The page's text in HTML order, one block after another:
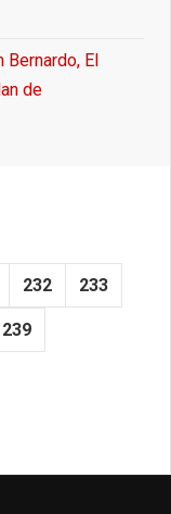
El
de
232 233
239